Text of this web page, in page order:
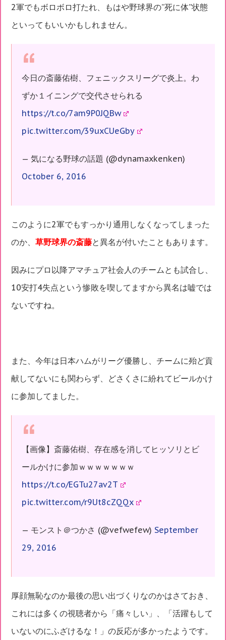
2軍でもボロボロ打たれ、もはや野球界の”死に体”状態
といってもいいかもしれません。
今日の斎藤佑樹、フェニックスリーグで炎上。わ
ずか１イニングで交代させられる
https://t.co/7am9P0JQBw
pic.twitter.com/39uxCUeGby
— 気になる野球の話題 (@dynamaxkenken)
October 6, 2016
このように2軍でもすっかり通用しなくなってしまった
のか、 草野球界の斎藤と異名が付いたこともあります。
因みにプロ以降アマチュア社会人のチームとも試合し、
10安打4失点という惨敗を喫してますから異名は嘘では
ないですね。
また、今年は日本ハムがリーグ優勝し、チームに殆ど貢
献してないにも関わらず、どさくさに紛れてビールかけ
に参加してました。
【画像】斎藤佑樹、存在感を消してヒッソリとビ
ールかけに参加ｗｗｗｗｗｗｗ
https://t.co/EGTu27av2T
pic.twitter.com/r9Ut8cZQQx
— モンスト＠つかさ (@vefwefew) September
29, 2016
厚顔無恥なのか最後の思い出づくりなのかはさておき、
これには多くの視聴者から「痛々しい」、「活躍もして
いないのにふざけるな！」の反応が多かったようです。